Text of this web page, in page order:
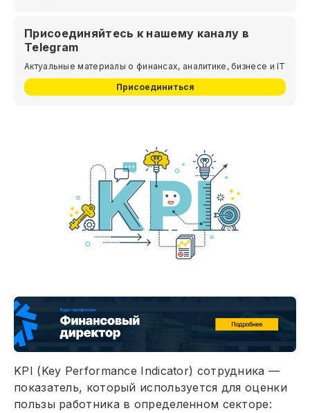
Присоединяйтесь к нашему каналу в
Telegram
Актуальные материалы о финансах, аналитике, бизнесе и IT
Присоединиться
KPI (Key Performance Indicator) сотрудника —
показатель, который используется для оценки
пользы работника в определенном секторе: